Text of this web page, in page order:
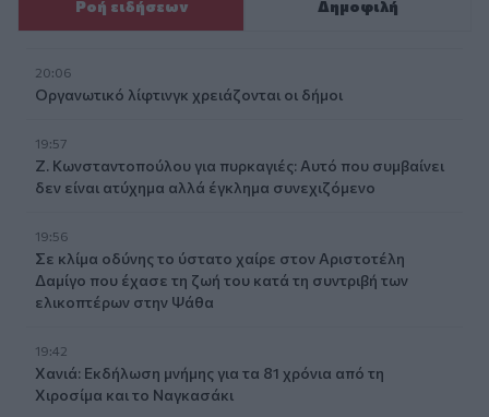
Ροή ειδήσεων Δημοφιλή
20:06
Οργανωτικό λίφτινγκ χρειάζονται οι δήμοι
19:57
Ζ. Κωνσταντοπούλου για πυρκαγιές: Αυτό που συμβαίνει
δεν είναι ατύχημα αλλά έγκλημα συνεχιζόμενο
19:56
Σε κλίμα οδύνης το ύστατο χαίρε στον Αριστοτέλη
Δαμίγο που έχασε τη ζωή του κατά τη συντριβή των
ελικοπτέρων στην Ψάθα
19:42
Χανιά: Εκδήλωση μνήμης για τα 81 χρόνια από τη
Χιροσίμα και το Ναγκασάκι